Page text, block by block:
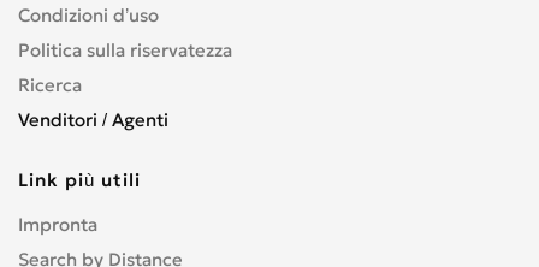
Condizioni d’uso
Politica sulla riservatezza
Ricerca
Venditori / Agenti
Link più utili
Impronta
Search by Distance